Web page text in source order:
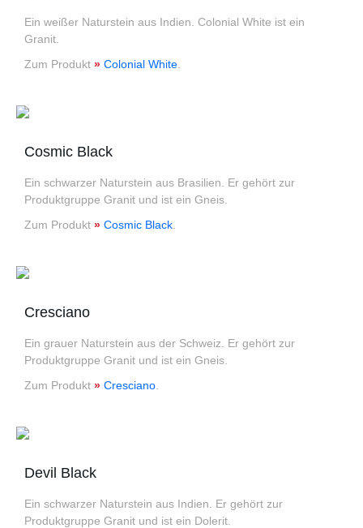
Ein weißer Naturstein aus Indien. Colonial White ist ein
Granit.
Zum Produkt » Colonial White
Cosmic Black
Ein schwarzer Naturstein aus Brasilien. Er gehört zur
Produktgruppe Granit und ist ein Gneis.
Zum Produkt » Cosmic Black
Cresciano
Ein grauer Naturstein aus der Schweiz. Er gehört zur
Produktgruppe Granit und ist ein Gneis.
Zum Produkt » Cresciano
Devil Black
Ein schwarzer Naturstein aus Indien. Er gehört zur
Produktgruppe Granit und ist ein Dolerit.